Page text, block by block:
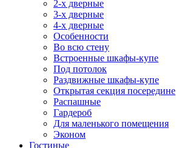
2-х дверные
3-х дверные
4-х дверные
Особенности
Во всю стену
Встроенные шкафы-купе
Под потолок
Раздвижные шкафы-купе
Открытая секция посередине
Распашные
Гардероб
Для маленького помещения
Эконом
Гостиные